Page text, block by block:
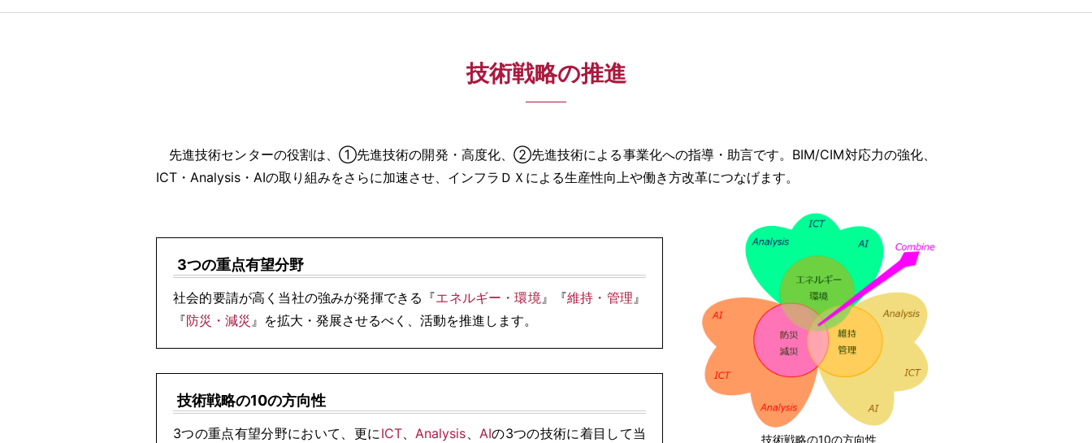
技術戦略の推進
先進技術センターの役割は、①先進技術の開発・高度化、②先進技術による事業化への指導・助言です。BIM/CIM対応力の強化、
ICT・Analysis・AIの取り組みをさらに加速させ、インフラＤＸによる生産性向上や働き方改革につなげます。
3つの重点有望分野
社会的要請が高く当社の強みが発揮できる『エネルギー・環境』『維持・管理』
『防災・減災 』を拡大・発展させるべく、活動を推進します。
技術戦略の10の方向性
3つの重点有望分野において、更にICT、Analysis、 AIの3つの技術に着目して当
技術戦略の10の方向性